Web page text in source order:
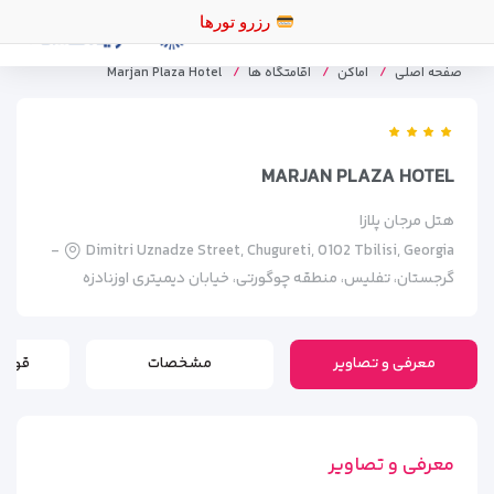
رزرو
صفحه اصلی اماکن اقامتگاه ها Marjan Plaza Hotel
MARJAN PLAZA HOTEL
هتل مرجان پلازا
Dimitri Uznadze Street, Chugureti, 0102 Tbilisi, Georgia -
گرجستان، تفلیس، منطقه چوگورتی، خیابان دیمیتری اوزنادزه
معرفی و تصاویر مشخصات
معرفی و تصاویر